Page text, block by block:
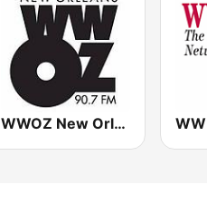
WWOZ New Orleans 90.7 FM